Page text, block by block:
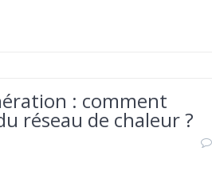
: comment
réseau de chaleur ?